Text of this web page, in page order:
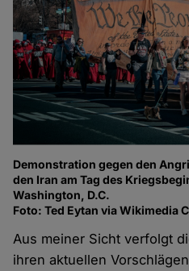
Demonstration gegen den
den Iran am Tag des
Washington, D.C.
Foto: Ted Eytan via Wikimedia
Aus meiner Sicht verfolgt
ihren aktuellen